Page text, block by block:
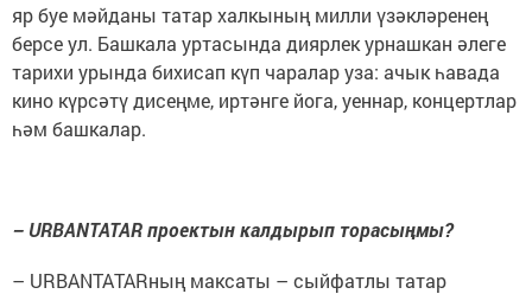
яр буе мәйданы татар халкының милли үзәкләренең
берсе ул. Башкала уртасында диярлек урнашкан әлеге
тарихи урында бихисап күп чаралар уза: ачык һавада
кино күрсәтү дисеңме, иртәнге йога, уеннар, концертлар
һәм башкалар.
– URBANTATAR проектын калдырып торасыңмы?
– URBANTATARның максаты – сыйфатлы татар